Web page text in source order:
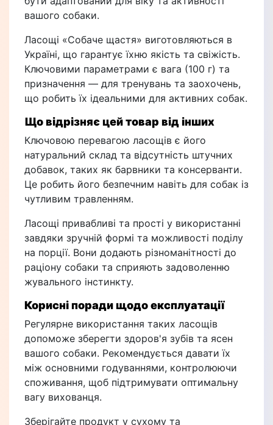
вашого собаки.
Ласощі «Собаче щастя» виготовляються в
Україні, що гарантує їхню якість та свіжість.
Ключовими параметрами є вага (100 г) та
призначення — для тренувань та заохочень,
що робить їх ідеальними для активних собак.
Що відрізняє цей товар від інших
Ключовою перевагою ласощів є його
натуральний склад та відсутність штучних
добавок, таких як барвники та консерванти.
Це робить його безпечним навіть для собак із
чутливим травленням.
Ласощі привабливі та прості у використанні
завдяки зручній формі та можливості поділу
на порції. Вони додають різноманітності до
раціону собаки та сприяють задоволенню
жувального інстинкту.
Корисні поради щодо експлуатації
Регулярне використання таких ласощів
допоможе зберегти здоров'я зубів та ясен
вашого собаки. Рекомендується давати їх
між основними годуваннями, контролюючи
споживання, щоб підтримувати оптимальну
вагу вихованця.
Зберігайте продукт у сухому та